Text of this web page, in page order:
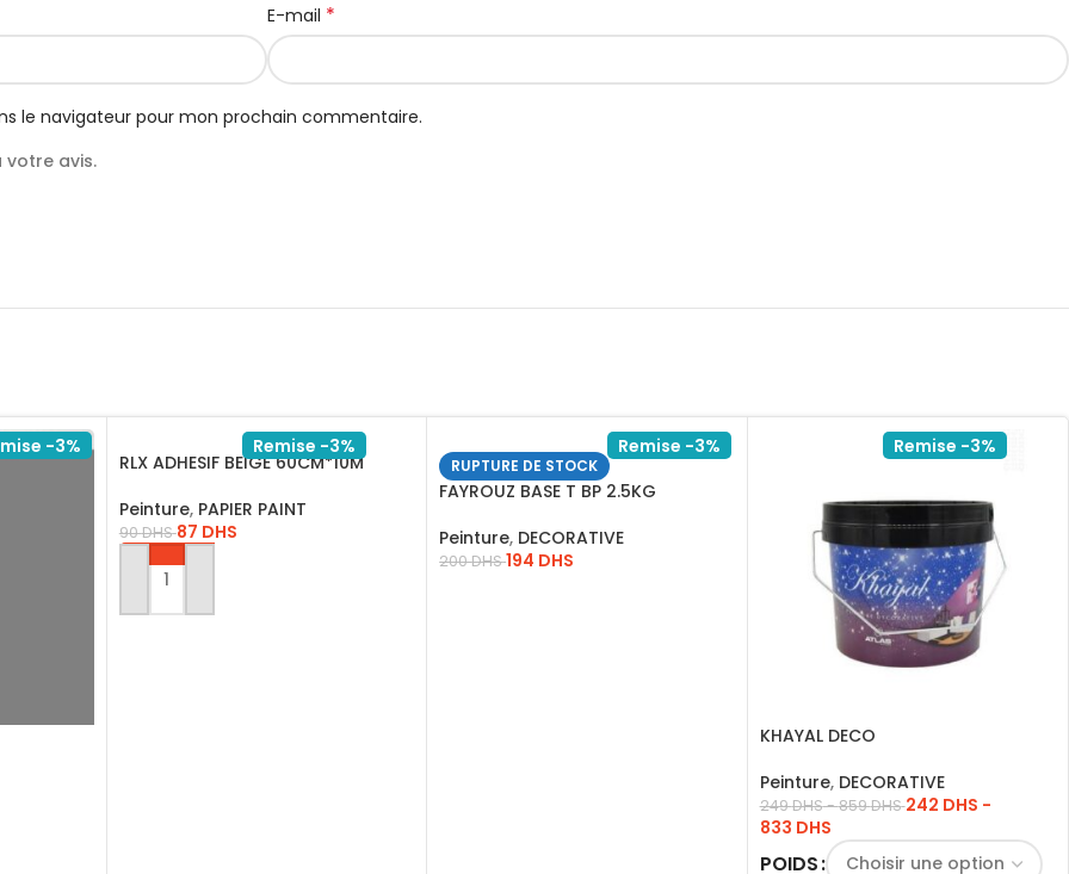
E-mail *
le navigateur pour mon prochain commentaire.
avis.
-3% Remise -3%
RLX ADHESIF BEIGE 60CM*10M
Peinture, PAPIER PAINT
90DHS87 DHS
AJOUTER AU PANIER
Remise -3%
RUPTURE DE STOCK
FAYROUZ BASE T BP 2.5KG
Peinture, DECORATIVE
200DHS194 DHS
Remise -3%
KHAYAL DECO
Peinture, DECORATIVE
249DHS-859DHS242 DHS -
833 DHS
POIDS